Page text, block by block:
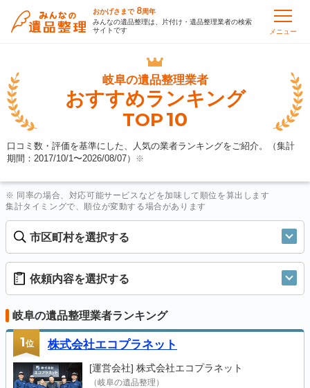
おかげさまで 8周年
みんなの遺品整理は、片付け・遺品整理業者の検索
サイトです
メニュー
岐阜の遺品整理業者
おすすめランキング
TOP10
口コミ数・評価を基準にした、人気の業者ランキングをご紹介。（集計
期間：2017/10/1〜2026/08/07） ※
※ 同率の場合、対応可能サービスなどを加味して順位を算出します
集計タイミングで、順位が変動する場合があります
市区町村を選択する
依頼内容を選択する
岐阜の遺品整理業者ランキング
1位 株式会社エコプラネット
[運営会社] 株式会社エコプラネット
（岐阜の遺品整理）